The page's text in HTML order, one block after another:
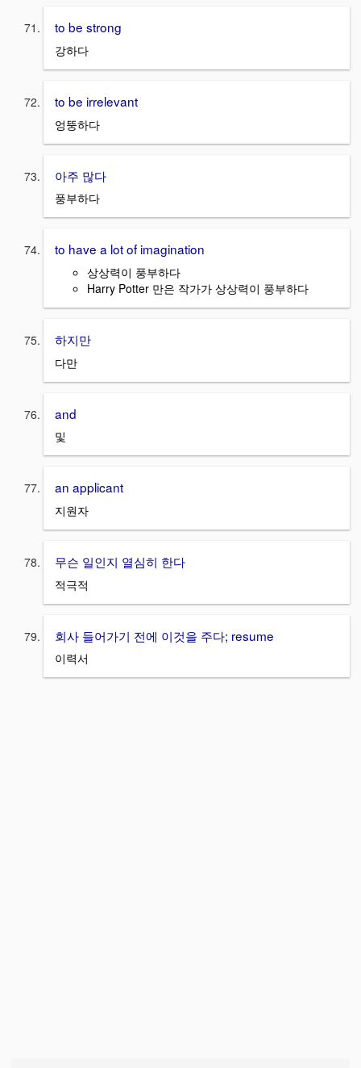
to be strong
강하다
to be irrelevant
엉뚱하다
아주 많다
풍부하다
to have a lot of imagination
상상력이 풍부하다
Harry Potter 만은 작가가 상상력이 풍부하다
하지만
다만
and
및
an applicant
지원자
무슨 일인지 열심히 한다
적극적
회사 들어가기 전에 이것을 주다; resume
이력서